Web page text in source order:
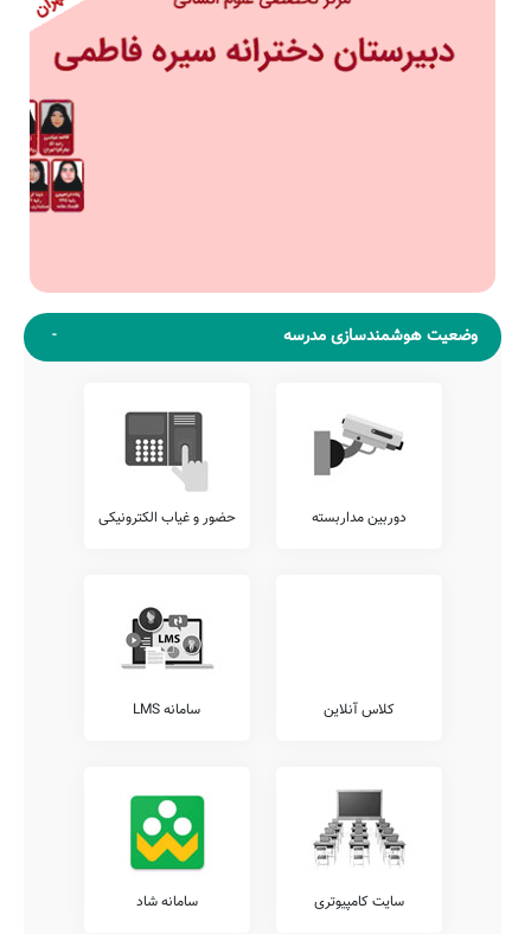
وضعیت هوشمندسازی مدرسه
دوربین مداربسته حضور و غیاب الکترونیکی
کلاس آنلاین سامانه LMS
سایت کامپیوتری سامانه شاد